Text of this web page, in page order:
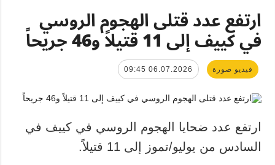
جميع الأقسام
سياسة
اقتصاد
مجتمع
الدفاع
الوكالة
وحماية البيانات
الشخصية
ارتفع عدد قتلى الهجوم الروسي
في كييف إلى 11 قتيلاً و46 جريحاً
فيديو صورة 06.07.2026 09:45
ارتفع عدد ضحايا الهجوم الروسي في كييف في
السادس من يوليو/تموز إلى 11 قتيلاً.